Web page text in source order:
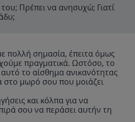
Πρέπει να ανησυχώ; Γιατί
πολλή σημασία, έπειτα όμως
πραγματικά. Ωστόσο, το
αυτό το αίσθημα ανικανότητας
στο μωρό σου που μοιάζει
και κόλπα για να
σου να περάσει αυτήν τη